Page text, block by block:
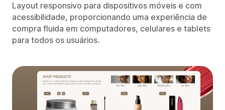
Layout responsivo para dispositivos móveis e com
acessibilidade, proporcionando uma experiência de
compra fluida em computadores, celulares e tablets
para todos os usuários.